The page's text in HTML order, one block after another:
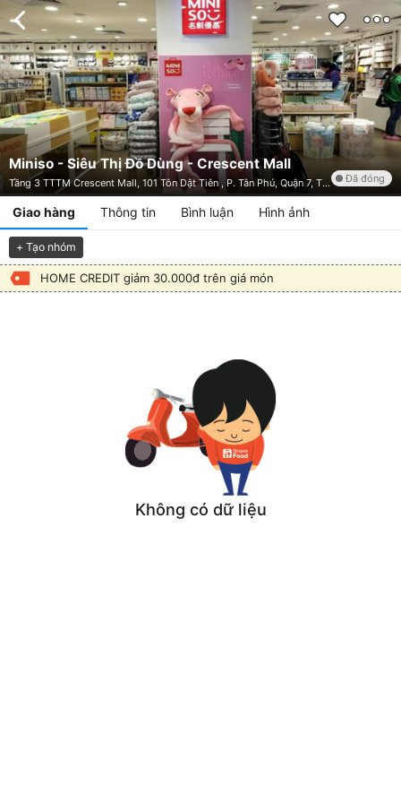
Miniso - Siêu Thị Đồ Dùng - Crescent Mall
Tầng 3 TTTM Crescent Mall, 101 Tôn Dật Tiên , P. Tân Phú, Quận 7, TP. HCM Đã đóng
Giao hàng Thông tin Bình luận Hình ảnh
+ Tạo nhóm
HOME CREDIT giảm 30.000đ trên giá món
Không có dữ liệu